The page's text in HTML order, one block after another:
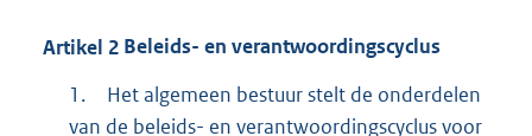
Artikel 2 Beleids- en verantwoordingscyclus
1.
Het algemeen bestuur stelt de onderdelen
van de beleids- en verantwoordingscyclus voor